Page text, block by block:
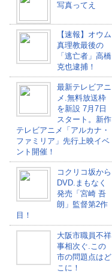
写真ってえ
【速報】オウム
真理教最後の
「逃亡者」高橋
克也逮捕！
最新テレビアニ
メ.無料放送枠
を新設 7月7日
スタート。新作
テレビアニメ「アルカナ・
ファミリア」先行上映イベ
ント開催！
コクリコ坂から
DVD.まもなく
発売「宮崎 吾
朗」監督第2作
目！
大阪市職員不祥
事相次ぐ.この
市の問題点はど
こに！